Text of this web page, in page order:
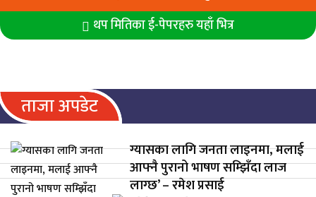
थप मितिका ई-पेपरहरु यहाँ भित्र
ताजा अपडेट
ग्यासका लागि जनता लाइनमा, मलाई
आफ्नै पुरानो भाषण सम्झिँदा लाज
लाग्छ’ – रमेश प्रसाई